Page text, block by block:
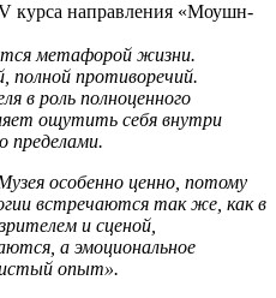
курса направления «Моушн-
метафорой жизни.
полной противоречий.
в роль полноценного
ощутить себя внутри
пределами.
особенно ценно, потому
встречаются так же, как в
и сценой,
а эмоциональное
опыт».